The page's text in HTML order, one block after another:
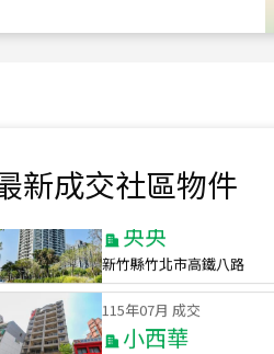
新成交社區物件
新竹市新竹市慈祥路
115年07月 成交
央央
新竹縣竹北市高鐵八路
115年07月 成交
小西華
台北市內湖區康寧路三段